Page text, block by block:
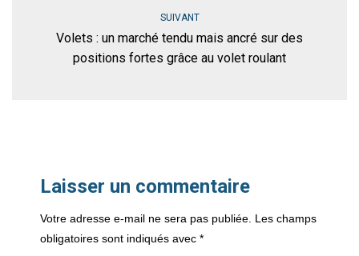
SUIVANT
Volets : un marché tendu mais ancré sur des
positions fortes grâce au volet roulant
Laisser un commentaire
Votre adresse e-mail ne sera pas publiée. Les champs
obligatoires sont indiqués avec *